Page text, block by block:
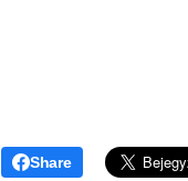
Share